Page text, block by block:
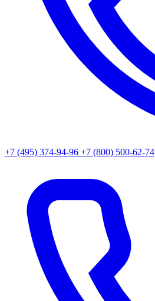
+7 (495) 374-94-96 +7 (800) 500-62-74